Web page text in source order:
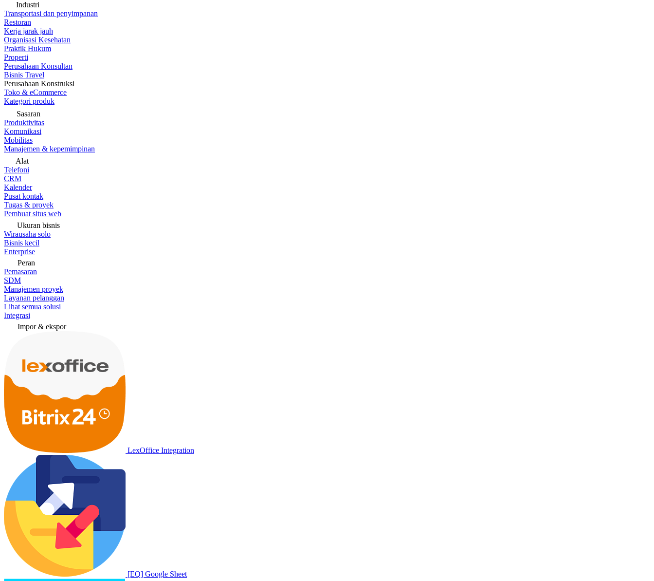
Industri
Transportasi dan penyimpanan
Restoran
Kerja jarak jauh
Organisasi Kesehatan
Praktik Hukum
Properti
Perusahaan Konsultan
Bisnis Travel
Perusahaan Konstruksi
Toko & eCommerce
Kategori produk
Sasaran
Produktivitas
Komunikasi
Mobilitas
Manajemen & kepemimpinan
Alat
Telefoni
CRM
Kalender
Pusat kontak
Tugas & proyek
Pembuat situs web
Ukuran bisnis
Wirausaha solo
Bisnis kecil
Enterprise
Peran
Pemasaran
SDM
Manajemen proyek
Layanan pelanggan
Lihat semua solusi
Integrasi
Impor & ekspor
LexOffice Integration
[EQ] Google Sheet